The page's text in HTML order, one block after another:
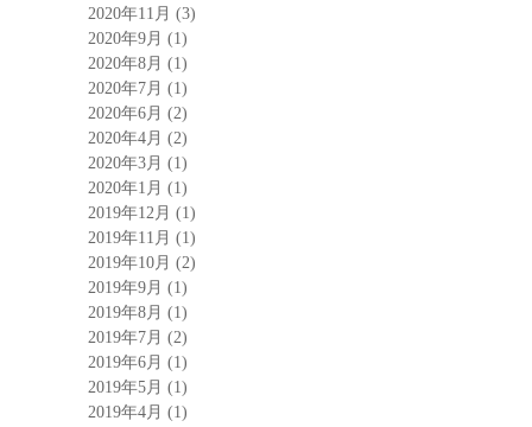
2020年11月 (3)
2020年9月 (1)
2020年8月 (1)
2020年7月 (1)
2020年6月 (2)
2020年4月 (2)
2020年3月 (1)
2020年1月 (1)
2019年12月 (1)
2019年11月 (1)
2019年10月 (2)
2019年9月 (1)
2019年8月 (1)
2019年7月 (2)
2019年6月 (1)
2019年5月 (1)
2019年4月 (1)